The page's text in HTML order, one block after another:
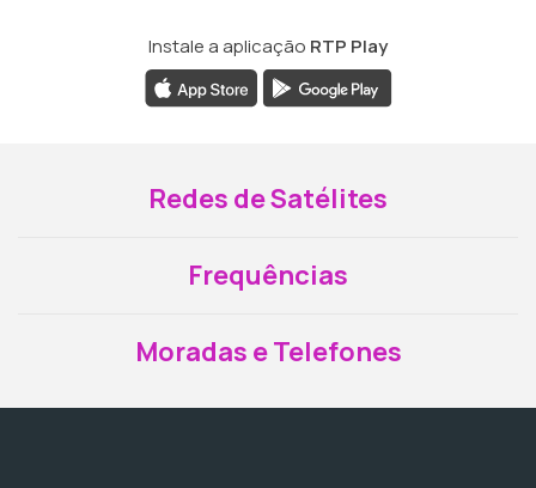
Instale a aplicação RTP Play
Redes de Satélites
Frequências
Moradas e Telefones